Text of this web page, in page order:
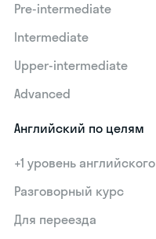
Pre-intermediate
Intermediate
Upper-intermediate
Advanced
Английский по целям
+1 уровень английского
Разговорный курс
Для переезда